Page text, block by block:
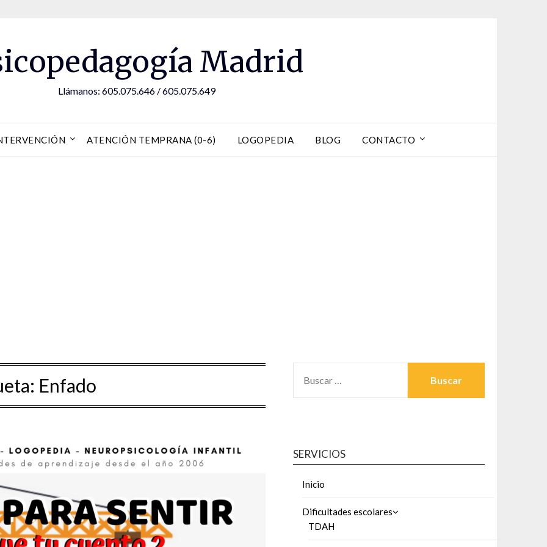
Madrid
Llámanos: 605.075.646 / 605.075.649
ATENCIÓN TEMPRANA (0-6) LOGOPEDIA BLOG CONTACTO
Enfado
SERVICIOS
Inicio
Dificultades escolares
TDAH